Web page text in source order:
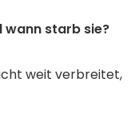
wann starb sie?
weit verbreitet,